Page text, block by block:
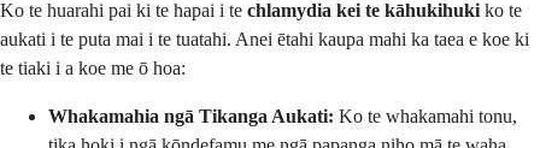
Ko te huarahi pai ki te hapai i te chlamydia kei te kāhukihuki ko te
aukati i te puta mai i te tuatahi. Anei ētahi kaupa mahi ka taea e koe ki
te tiaki i a koe me ō hoa:
Whakamahia ngā Tikanga Aukati: Ko te whakamahi tonu,